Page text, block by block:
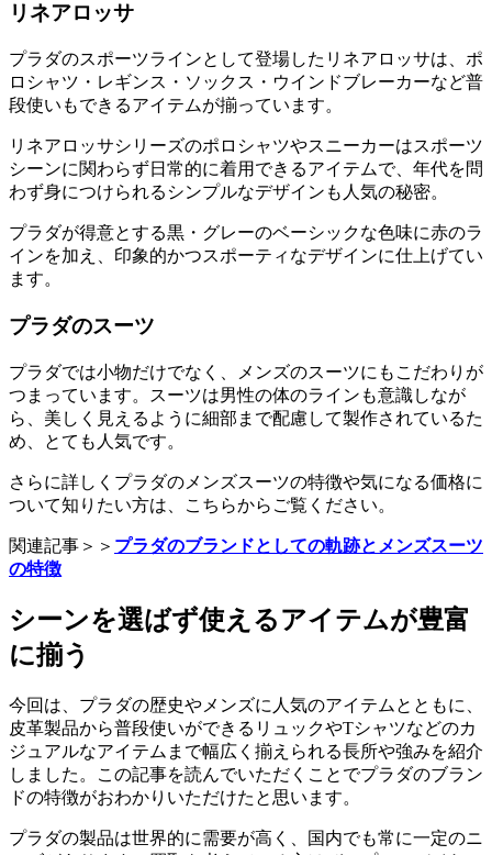
リネアロッサ
プラダのスポーツラインとして登場したリネアロッサは、ポ
ロシャツ・レギンス・ソックス・ウインドブレーカーなど普
段使いもできるアイテムが揃っています。
リネアロッサシリーズのポロシャツやスニーカーはスポーツ
シーンに関わらず日常的に着用できるアイテムで、年代を問
わず身につけられるシンプルなデザインも人気の秘密。
プラダが得意とする黒・グレーのベーシックな色味に赤のラ
インを加え、印象的かつスポーティなデザインに仕上げてい
ます。
プラダのスーツ
プラダでは小物だけでなく、メンズのスーツにもこだわりが
つまっています。スーツは男性の体のラインも意識しなが
ら、美しく見えるように細部まで配慮して製作されているた
め、とても人気です。
さらに詳しくプラダのメンズスーツの特徴や気になる価格に
ついて知りたい方は、こちらからご覧ください。
関連記事＞＞ プラダのブランドとしての軌跡とメンズスーツ
の特徴
シーンを選ばず使えるアイテムが豊富
に揃う
今回は、プラダの歴史やメンズに人気のアイテムとともに、
皮革製品から普段使いができるリュックやTシャツなどのカ
ジュアルなアイテムまで幅広く揃えられる長所や強みを紹介
しました。この記事を読んでいただくことでプラダのブラン
ドの特徴がおわかりいただけたと思います。
プラダの製品は世界的に需要が高く、国内でも常に一定のニ